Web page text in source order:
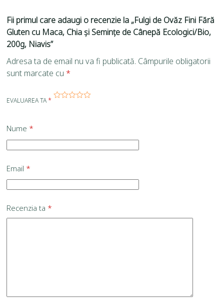
Fii primul care adaugi o recenzie la „Fulgi de Ovăz Fini Fără
Gluten cu Maca, Chia și Semințe de Cânepă Ecologici/Bio,
200g, Niavis”
Adresa ta de email nu va fi publicată. Câmpurile obligatorii
sunt marcate cu *
EVALUAREA TA*
Nume *
Email *
Recenzia ta *